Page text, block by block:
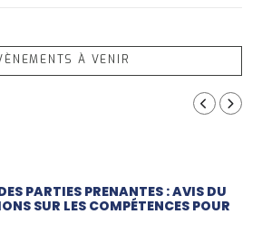
À VENIR
PARTIES PRENANTES : AVIS DU
SUR LES COMPÉTENCES POUR